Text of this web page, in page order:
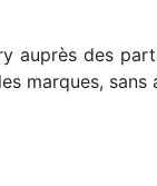
auprès des
marques,